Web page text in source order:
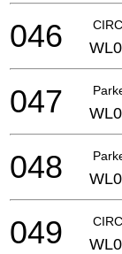
046
047
048
049